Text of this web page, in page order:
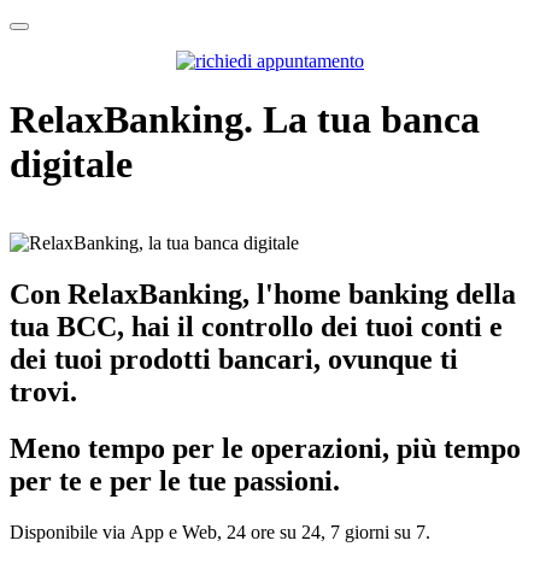
RelaxBanking. La tua banca
digitale
Con RelaxBanking, l'home banking della
tua BCC, hai il controllo dei tuoi conti e
dei tuoi prodotti bancari, ovunque ti
trovi.
Meno tempo per le operazioni, più tempo
per te e per le tue passioni.
Disponibile via App e Web, 24 ore su 24, 7 giorni su 7.